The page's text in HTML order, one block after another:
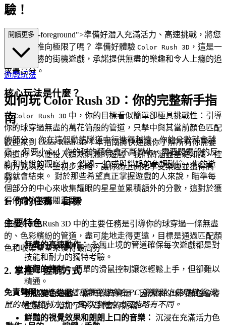
驗！
"mb-4 text-foreground">準備好潛入充滿活力、高速挑戰，將您
的反應力推向極限了嗎？ 準備好體驗 Color Rush 3D ，這是一
款引人入勝的街機遊戲，承諾提供無盡的樂趣和令人上癮的追
求最高分。
核心玩法是什麼？
在Color Rush 3D 中，你的目標看似簡單卻極具挑戰性：引導
你的球穿過無盡的萬花筒般的管道，只擊中與其當前顏色匹配
的部分。 你在這個動態隧道中行進得越遠，你的分數就會越
高。 但要小心！ 你的球的顏色會不斷變化，需要閃電般的反
應和敏銳的觀察力。 錯過一拍或與錯誤的色調碰撞，你的遊
戲就會結束。 對於那些希望真正掌握遊戲的人來說，瞄準每
個部分的中心來收集耀眼的星星並累積額外的分數，這對於獲
得傳奇分數至關重要。
主要特色
無盡的高速動作：永無止境的管道確保每次遊戲都是對
技能和耐力的獨特考驗。
直觀的控制：簡單的滑鼠控制讓您輕鬆上手，但卻難以
精通。
動態變色遊戲：隨時保持警惕，因為你的球的顏色會發
生變化，增加了令人興奮的挑戰。
鮮豔的視覺效果和朗朗上口的音樂： 沉浸在充滿活力色
閱讀更多
遊戲玩法
如何玩 Color Rush 3D：你的完整新手指
南
歡迎來到 Color Rush 3D！本指南將快速讓你了解所有你需要
知道的，以便投入這款刺激的遊戲。我們將涵蓋基礎知識、控
制方式以及一些初步策略，讓你馬上開始享受樂趣並獲得高
分。
1. 你的任務：目標
你在 Color Rush 3D 中的主要任務是引導你的球穿過一條無盡
的、色彩繽紛的管道，盡可能地走得更遠，目標是通過匹配顏
色和收集星星來獲得最高分。
2. 掌控：控制方式
免責聲明： 這些是這種類型遊戲在 PC 瀏覽器上使用鍵盤/滑
鼠的標準控制方式。實際控制方式可能略有不同。